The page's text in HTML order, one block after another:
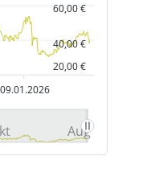
09.01.2026
20,00 €
40,00 €
60,00 €
Aug